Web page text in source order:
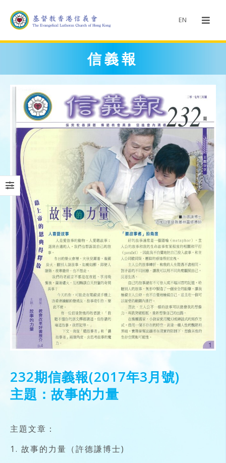
EN
信義報
232期信義報(2017年3月號)
主題：故事的力量
主題文章：
1. 故事的力量（許德謙博士)